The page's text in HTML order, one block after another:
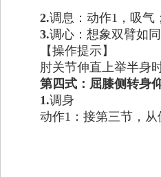
2.调息：动作1，吸气
3.调心：想象双臂如
【操作提示】
肘关节伸直上举半身
第四式：屈膝侧转身
1.调身
动作1：接第三节，